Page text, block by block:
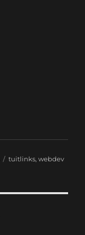
Etiquetas
tuitlinks,webdev